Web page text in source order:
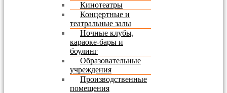
Кинотеатры
Концертные и
театральные залы
Ночные клубы,
караоке-бары и
боулинг
Образовательные
учреждения
Производственные
помещения